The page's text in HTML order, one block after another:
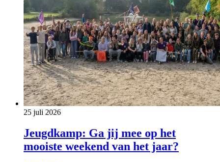
25 juli 2026
Jeugdkamp: Ga jij mee op het
mooiste weekend van het jaar?